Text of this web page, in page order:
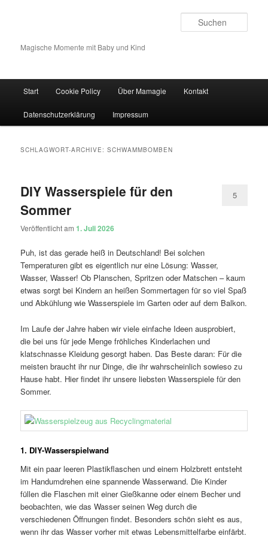
Magische Momente mit Baby und Kind
Zum Inhalt wechseln
Zum sekundären Inhalt wechseln
Start Cookie Policy Über Mamagie Kontakt
Datenschutzerklärung Impressum
SCHLAGWORT-ARCHIVE:SCHWAMMBOMBEN
DIY Wasserspiele für den
Sommer
Veröffentlicht am1. Juli 2026
5
Puh, ist das gerade heiß in Deutschland! Bei solchen
Temperaturen gibt es eigentlich nur eine Lösung: Wasser,
Wasser, Wasser! Ob Planschen, Spritzen oder Matschen – kaum
etwas sorgt bei Kindern an heißen Sommertagen für so viel Spaß
und Abkühlung wie Wasserspiele im Garten oder auf dem Balkon.
Im Laufe der Jahre haben wir viele einfache Ideen ausprobiert,
die bei uns für jede Menge fröhliches Kinderlachen und
klatschnasse Kleidung gesorgt haben. Das Beste daran: Für die
meisten braucht ihr nur Dinge, die ihr wahrscheinlich sowieso zu
Hause habt. Hier findet ihr unsere liebsten Wasserspiele für den
Sommer.
1. DIY-Wasserspielwand
Mit ein paar leeren Plastikflaschen und einem Holzbrett entsteht
im Handumdrehen eine spannende Wasserwand. Die Kinder
füllen die Flaschen mit einer Gießkanne oder einem Becher und
beobachten, wie das Wasser seinen Weg durch die
verschiedenen Öffnungen findet. Besonders schön sieht es aus,
wenn ihr das Wasser vorher mit etwas Lebensmittelfarbe einfärbt.